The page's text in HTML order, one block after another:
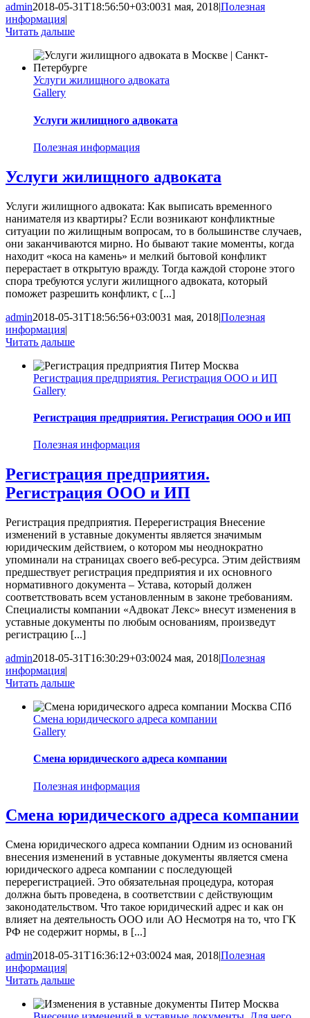
admin2018-05-31T18:56:50+03:0031 мая, 2018|Полезная
информация|
Читать дальше
Услуги жилищного адвоката
Gallery
Услуги жилищного адвоката
Полезная информация
Услуги жилищного адвоката
Услуги жилищного адвоката: Как выписать временного
нанимателя из квартиры? Если возникают конфликтные
ситуации по жилищным вопросам, то в большинстве случаев,
они заканчиваются мирно. Но бывают такие моменты, когда
находит «коса на камень» и мелкий бытовой конфликт
перерастает в открытую вражду. Тогда каждой стороне этого
спора требуются услуги жилищного адвоката, который
поможет разрешить конфликт, с [...]
admin2018-05-31T18:56:56+03:0031 мая, 2018|Полезная
информация|
Читать дальше
Регистрация предприятия. Регистрация ООО и ИП
Gallery
Регистрация предприятия. Регистрация ООО и ИП
Полезная информация
Регистрация предприятия.
Регистрация ООО и ИП
Регистрация предприятия. Перерегистрация Внесение
изменений в уставные документы является значимым
юридическим действием, о котором мы неоднократно
упоминали на страницах своего веб-ресурса. Этим действиям
предшествует регистрация предприятия и их основного
нормативного документа – Устава, который должен
соответствовать всем установленным в законе требованиям.
Специалисты компании «Адвокат Лекс» внесут изменения в
уставные документы по любым основаниям, произведут
регистрацию [...]
admin2018-05-31T16:30:29+03:0024 мая, 2018|Полезная
информация|
Читать дальше
Смена юридического адреса компании
Gallery
Смена юридического адреса компании
Полезная информация
Смена юридического адреса компании
Смена юридического адреса компании Одним из оснований
внесения изменений в уставные документы является смена
юридического адреса компании с последующей
перерегистрацией. Это обязательная процедура, которая
должна быть проведена, в соответствии с действующим
законодательством. Что такое юридический адрес и как он
влияет на деятельность ООО или АО Несмотря на то, что ГК
РФ не содержит нормы, в [...]
admin2018-05-31T16:36:12+03:0024 мая, 2018|Полезная
информация|
Читать дальше